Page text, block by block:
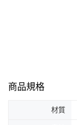
商品規格
材質